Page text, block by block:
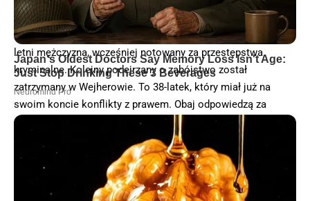
W Ołtarzewie wpadł jeden z podejrzanych o zabójstwo, 43-
letni mężczyzna, wcześniej notowany za przestępstwa
kryminalne. Kolejny podejrzany o zabójstwo został
zatrzymany w Wejherowie. To 38-latek, który miał już na
swoim koncie konflikty z prawem. Obaj odpowiedzą za
zabójstwo. Mężczyźni zostali tymczasowo aresztowani.
Ponadto w rękach funkcjonariuszy znalazło się 5 innych
osób w wieku od 38 do 51 lat, które mimo posiadania
informacji o dokonaniu zabójstwa, nie zawiadomiły o tym
organów ścigania. Wszyscy, na wniosek prokuratora zostali